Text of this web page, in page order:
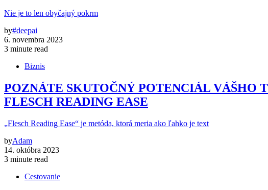
Nie je to len obyčajný pokrm
by#deepai
6. novembra 2023
3 minute read
Biznis
POZNÁTE SKUTOČNÝ POTENCIÁL VÁŠHO
FLESCH READING EASE
„Flesch Reading Ease“ je metóda, ktorá meria ako ľahko je text
byAdam
14. októbra 2023
3 minute read
Cestovanie